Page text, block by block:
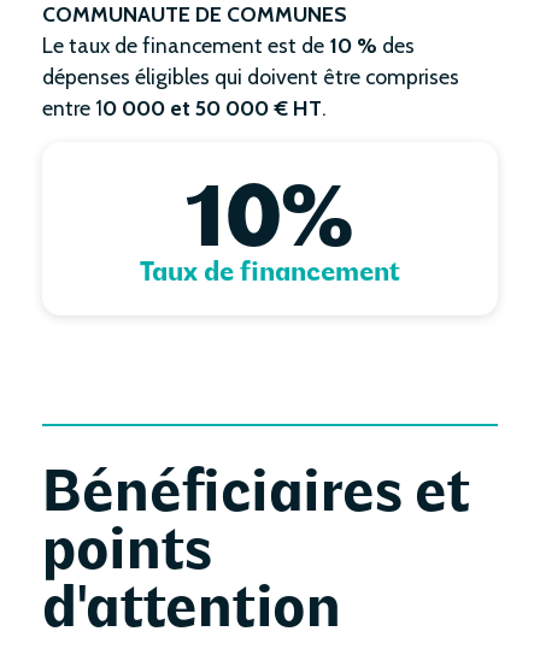
COMMUNAUTE DE COMMUNES
Le taux de financement est de 10 % des
dépenses éligibles qui doivent être comprises
entre 10 000 et 50 000 € HT.
10%
Taux de financement
Bénéficiaires et
points
d'attention